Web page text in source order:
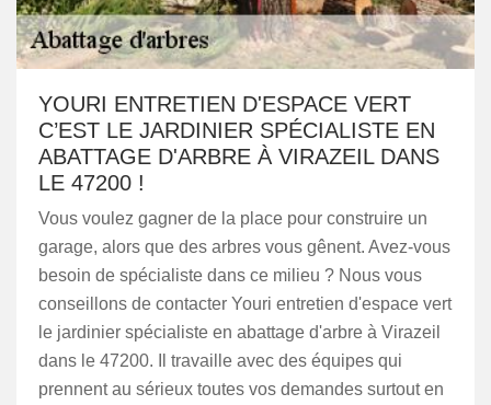
YOURI ENTRETIEN D'ESPACE VERT
C’EST LE JARDINIER SPÉCIALISTE EN
ABATTAGE D'ARBRE À VIRAZEIL DANS
LE 47200 !
Vous voulez gagner de la place pour construire un
garage, alors que des arbres vous gênent. Avez-vous
besoin de spécialiste dans ce milieu ? Nous vous
conseillons de contacter Youri entretien d'espace vert
le jardinier spécialiste en abattage d'arbre à Virazeil
dans le 47200. Il travaille avec des équipes qui
prennent au sérieux toutes vos demandes surtout en